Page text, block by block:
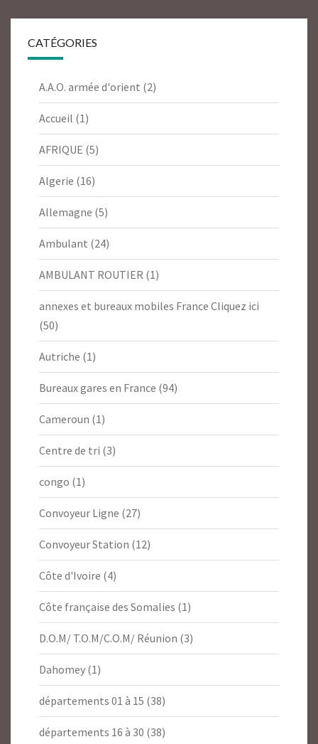
CATÉGORIES
A.A.O. armée d'orient (2)
Accueil (1)
AFRIQUE (5)
Algerie (16)
Allemagne (5)
Ambulant (24)
AMBULANT ROUTIER (1)
annexes et bureaux mobiles France Cliquez ici
(50)
Autriche (1)
Bureaux gares en France (94)
Cameroun (1)
Centre de tri (3)
congo (1)
Convoyeur Ligne (27)
Convoyeur Station (12)
Côte d'Ivoire (4)
Côte française des Somalies (1)
D.O.M/ T.O.M/C.O.M/ Réunion (3)
Dahomey (1)
départements 01 à 15 (38)
départements 16 à 30 (38)